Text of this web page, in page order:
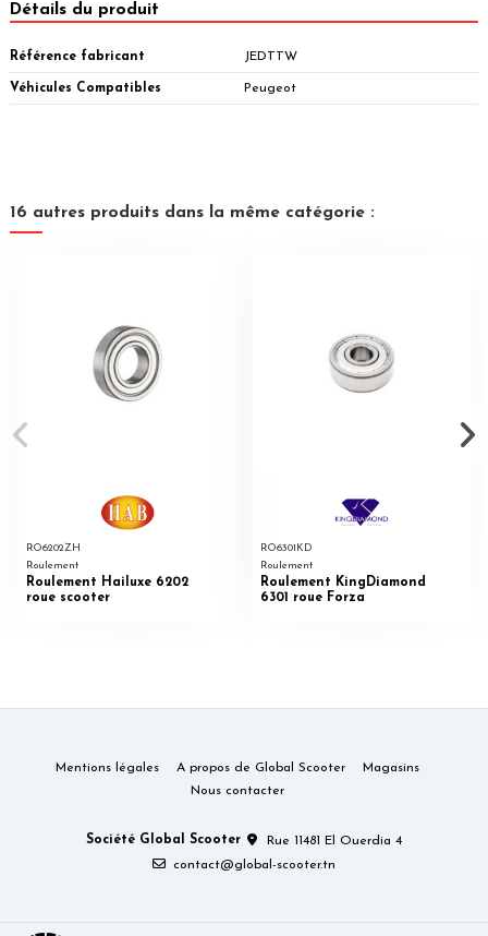
Détails du produit
Référence fabricant JEDTTW
Véhicules Compatibles Peugeot
16 autres produits dans la même catégorie :
RO6202ZH
Roulement
Roulement Hailuxe 6202
roue scooter
RO6301KD
Roulement
Roulement KingDiamond
6301 roue Forza
Mentions légales A propos de Global Scooter
Magasins
Nous contacter
Société Global Scooter
Rue 11481 El Ouerdia 4
contact@global-scooter.tn